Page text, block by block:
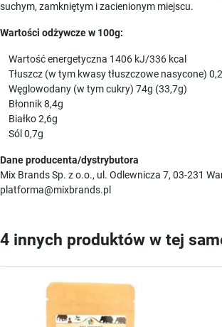
suchym, zamkniętym i zacienionym miejscu.
Wartości odżywcze w 100g:
Wartość energetyczna 1406 kJ/336 kcal
Tłuszcz (w tym kwasy tłuszczowe nasycone)
Węglowodany (w tym cukry) 74g (33,7g)
Błonnik 8,4g
Białko 2,6g
Sól 0,7g
Dane producenta/dystrybutora
Mix Brands Sp. z o.o., ul. Odlewnicza 7, 03-231
platforma@mixbrands.pl
4 innych produktów w tej